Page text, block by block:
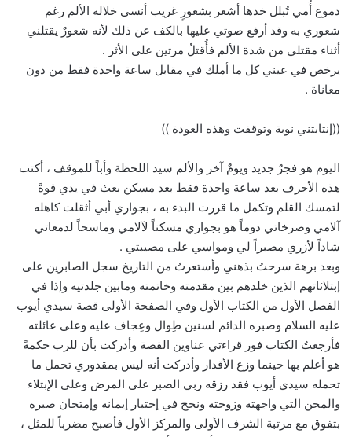
دموع أُمي تُبلل خدها أشعر بشعورٍ غريب أنسى خلاله الألم رغم
شعوري به وقد أرفع صوتي عليها بالكف عن ذلك لأنه شعورٌ يقتلني
أثناء مقتلي من شدة الألم فأُقتلُ مرتين على الأثر .
يرخص في عيني كل ما أملك في مقابل ساعة واحدة فقط من دون
معاناة .
((إنتابتني نوبة وتوقفت وهذه العودة ))
اليوم هو فجرٌ جديد ويومٌ آخر والألم سيد اللحظة وأباً للموقف ، أكتب
هذه الأحرف بعد ساعة واحدة فقط بعد مسكن بعث في يدي قوةً
لتمسك القلم وتكمل ما قررت البدء به ، بجواري أبي أثقلت كاهله
آلامي وصرخاتي دوماً هو بجواري مسكناً لآلامي وماسحاً لدمعاتي
شاداً لأزري مصبراً لي ومواسي على مصيبتي .
وبعد برهة سرحتُ بذهني وأستعرتُ من التاريخ سجل الصابرين على
إبتلائاتهم الذين خلدهم بين مقدمته وخاتمته ومابين جلدتيه وإذا في
الفصل الأول من الكتاب الأول وفي الصفحة الأولى قصة سيدي أيوب
عليه السلام وصبره الدائم لسنين طِوال وعِجاف عليه وعلى عائلته
فأرجعتُ الكتاب فور قراءتي عناوين القصة وأدركت بأن للرب حكمةً
هو أعلم بها حينما وزع الأقدار وأدركت أنه ليس بمقدوري تحمل ما
تحمله سيدي أيوب فقد رزقه ربي الصبر على المرض وعلى الإبتلاء
والمحن التي واجهته وزوجته ونجح في إختبار إيمانه وإمتحان صبره
بتفوق مع مرتبة الشرف الأولى والمركز الأول فأصبح مضرباً للمثل ،